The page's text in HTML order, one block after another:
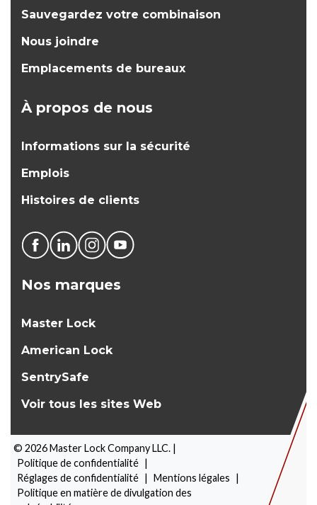
Sauvegardez votre combinaison
Nous joindre
Emplacements de bureaux
À propos de nous
Informations sur la sécurité
Emplois
Histoires de clients
Nos marques
Master Lock
American Lock
SentrySafe
Voir tous les sites Web
© 2026Master Lock Company LLC. |
Politique de confidentialité |
Réglages de confidentialité | Mentions légales |
Politique en matière de divulgation des